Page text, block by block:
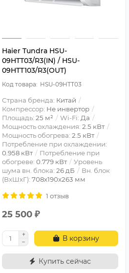
Haier Tundra HSU-
09HTT03/R3(IN) / HSU-
09HTT103/R3(OUT)
HSU-09HTT03
Страна бренда: Китай
Компрессор: Не инвертор
Площадь: 25 м² Wi-Fi: Да
Мощность охлаждения: 2.5 кВт
Мощность обогрева: 2.5 кВт
Потребление при охлаждении:
0.958 кВт
Потребление при
обогреве: 0.779 кВт
Уровень
шума вн. блока: 26 дБ
Вн. блок
(ВхШхГ): 708x190x263 мм
1 отзыв
25 500 ₽
В корзину
Купить сейчас